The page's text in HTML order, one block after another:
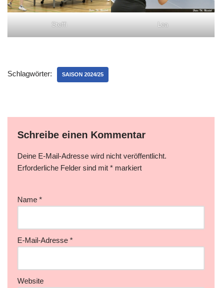
Steffi Lea
Schlagwörter: SAISON 2024/25
Schreibe einen Kommentar
Deine E-Mail-Adresse wird nicht veröffentlicht.
Erforderliche Felder sind mit * markiert
Name *
E-Mail-Adresse *
Website